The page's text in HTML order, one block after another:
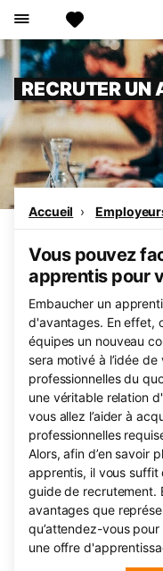
RECRUTER UN
Accueil
Vous pouvez
apprentis pour
Embaucher un
d'avantages. En effet,
équipes un nouveau
sera motivé à l’idée
professionnelles du
une véritable relation
vous allez l’aider à
professionnelles
Alors, afin d’en savoir
apprentis, il vous suffit
guide de recrutement.
avantages que
qu’attendez-vous
une offre